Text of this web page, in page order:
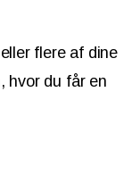
flere af dine
hvor du får en